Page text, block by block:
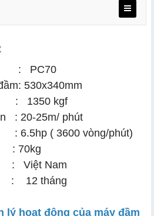
của máy
thiết bị
530x340mm
1350 kgf
: 20-25m/ phút
6.5hp ( 3600 vòng/phút)
70kg
Nam
12 tháng
lý hoạt động của máy đầm